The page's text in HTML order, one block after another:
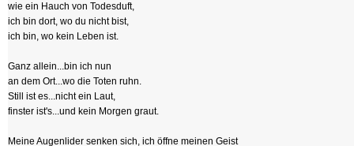
wie ein Hauch von Todesduft,
ich bin dort, wo du nicht bist,
ich bin, wo kein Leben ist.
Ganz allein...bin ich nun
an dem Ort...wo die Toten ruhn.
Still ist es...nicht ein Laut,
finster ist's...und kein Morgen graut.
Meine Augenlider senken sich, ich öffne meinen Geist